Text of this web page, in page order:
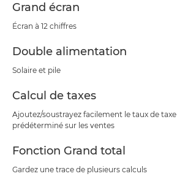
Grand écran
Écran à 12 chiffres
Double alimentation
Solaire et pile
Calcul de taxes
Ajoutez/soustrayez facilement le taux de taxe
prédéterminé sur les ventes
Fonction Grand total
Gardez une trace de plusieurs calculs